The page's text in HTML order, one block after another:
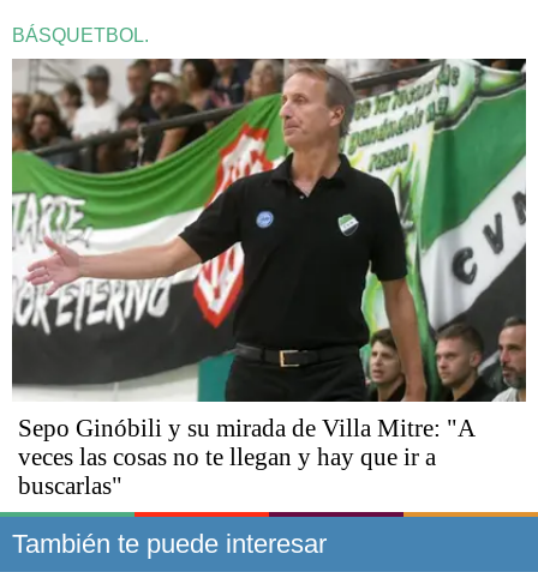
BÁSQUETBOL.
Sepo Ginóbili y su mirada de Villa Mitre: "A
veces las cosas no te llegan y hay que ir a
buscarlas"
También te puede interesar